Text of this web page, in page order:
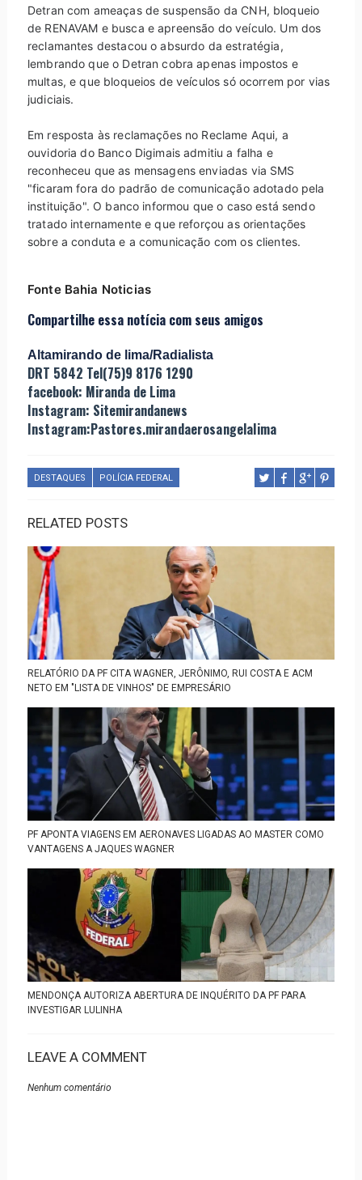
Detran com ameaças de suspensão da CNH, bloqueio
de RENAVAM e busca e apreensão do veículo. Um dos
reclamantes destacou o absurdo da estratégia,
lembrando que o Detran cobra apenas impostos e
multas, e que bloqueios de veículos só ocorrem por vias
judiciais.
Em resposta às reclamações no Reclame Aqui, a
ouvidoria do Banco Digimais admitiu a falha e
reconheceu que as mensagens enviadas via SMS
"ficaram fora do padrão de comunicação adotado pela
instituição". O banco informou que o caso está sendo
tratado internamente e que reforçou as orientações
sobre a conduta e a comunicação com os clientes.
Fonte Bahia Noticias
Compartilhe essa notícia com seus amigos
Altamirando de lima/Radialista
DRT 5842 Tel(75)9 8176 1290
facebook: Miranda de Lima
Instagram: Sitemirandanews
Instagram:Pastores.mirandaerosangelalima
DESTAQUES POLÍCIA FEDERAL
RELATED POSTS
RELATÓRIO DA PF CITA WAGNER, JERÔNIMO, RUI COSTA E ACM
NETO EM "LISTA DE VINHOS" DE EMPRESÁRIO
PF APONTA VIAGENS EM AERONAVES LIGADAS AO MASTER COMO
VANTAGENS A JAQUES WAGNER
MENDONÇA AUTORIZA ABERTURA DE INQUÉRITO DA PF PARA
INVESTIGAR LULINHA
LEAVE A COMMENT
Nenhum comentário